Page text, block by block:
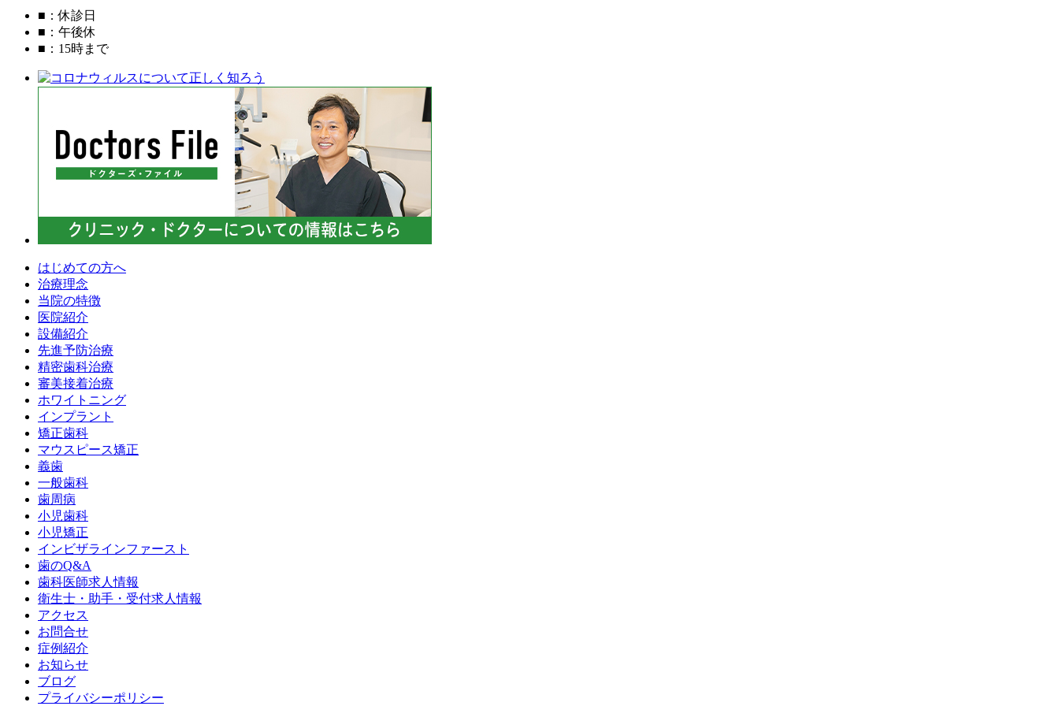
■ ：休診日
■ ：午後休
■ ：15時まで
はじめての方へ
治療理念
当院の特徴
医院紹介
設備紹介
先進予防治療
精密歯科治療
審美接着治療
ホワイトニング
インプラント
矯正歯科
マウスピース矯正
義歯
一般歯科
歯周病
小児歯科
小児矯正
インビザラインファースト
歯のQ&A
歯科医師求人情報
衛生士・助手・受付求人情報
アクセス
お問合せ
症例紹介
お知らせ
ブログ
プライバシーポリシー